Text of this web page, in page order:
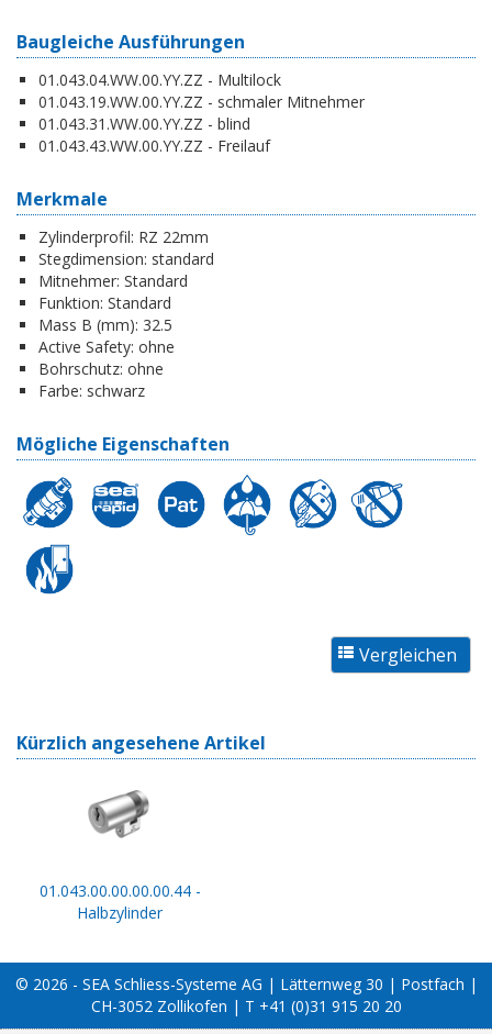
Baugleiche Ausführungen
01.043.04.WW.00.YY.ZZ - Multilock
01.043.19.WW.00.YY.ZZ - schmaler Mitnehmer
01.043.31.WW.00.YY.ZZ - blind
01.043.43.WW.00.YY.ZZ - Freilauf
Merkmale
Zylinderprofil: RZ 22mm
Stegdimension: standard
Mitnehmer: Standard
Funktion: Standard
Mass B (mm): 32.5
Active Safety: ohne
Bohrschutz: ohne
Farbe: schwarz
Mögliche Eigenschaften
Kürzlich angesehene Artikel
01.043.00.00.00.00.44 -
Halbzylinder
© 2026 - SEA Schliess-Systeme AG | Lätternweg 30 | Postfach |
CH-3052 Zollikofen | T +41 (0)31 915 20 20